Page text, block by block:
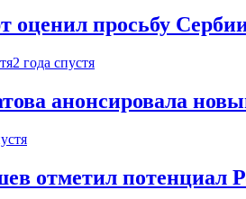
оценил просьбу
2 года спустя
анонсировала
отметил потенциал